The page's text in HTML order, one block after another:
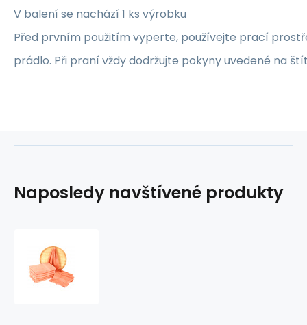
V balení se nachází 1 ks výrobku
Před prvním použitím vyperte, používejte prací
prádlo. Při praní vždy dodržujte pokyny uvedené na
Naposledy navštívené produkty